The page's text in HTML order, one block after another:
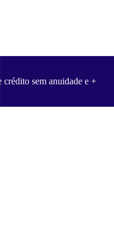
crédito sem anuidade e +